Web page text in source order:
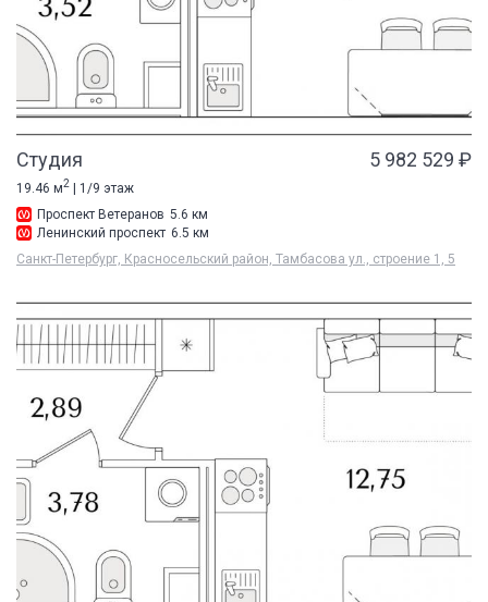
Студия 5 982 529 ₽
19.46 м2 | 1/9 этаж
Проспект Ветеранов 5.6 км
Ленинский проспект 6.5 км
Санкт-Петербург, Красносельский район, Тамбасова ул., строение 1, 5